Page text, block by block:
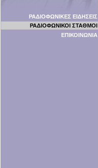
ΡΑΔΙΟΦΩΝΙΚΕΣ ΕΙΔΗΣΕΙΣ
ΡΑΔΙΟΦΩΝΙΚΟΙ ΣΤΑΘΜΟΙ
ΕΠΙΚΟΙΝΩΝΙΑ